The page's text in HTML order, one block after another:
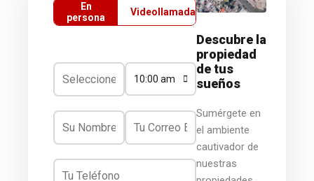
En
persona
Videollamada
10:00 am
Descubre la
propiedad
de tus
sueños
Sumérgete en
el ambiente
cautivador de
nuestras